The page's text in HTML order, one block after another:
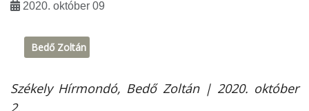
2020. október 09
Bedő Zoltán
Székely Hírmondó, Bedő Zoltán | 2020. október